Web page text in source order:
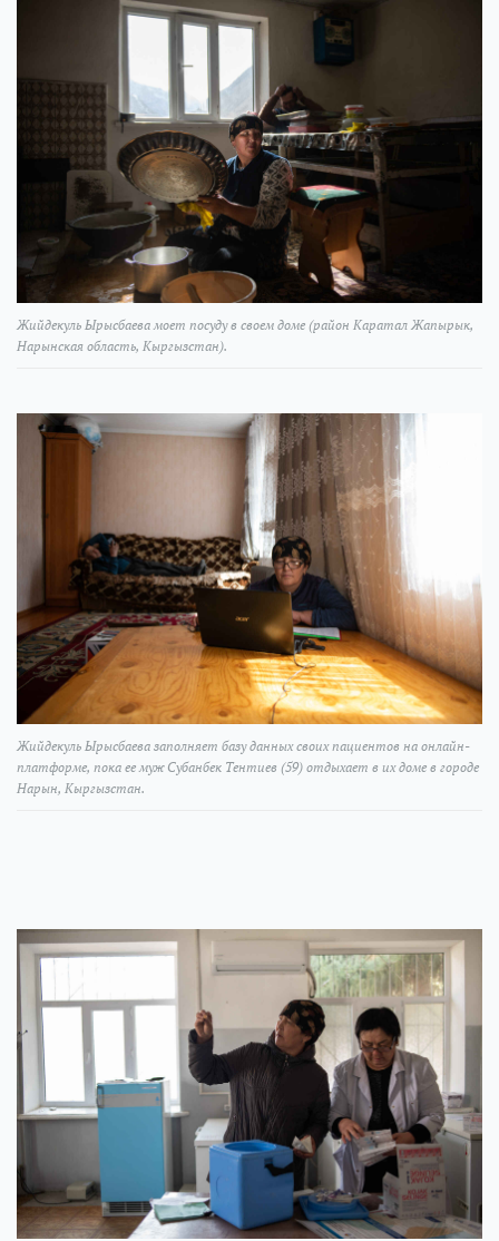
Жийдекуль Ырысбаева моет посуду в своем доме (район Каратал Жапырык,
Нарынская область, Кыргызстан).
Жийдекуль Ырысбаева заполняет базу данных своих пациентов на онлайн-
платформе, пока ее муж Субанбек Тентиев (59) отдыхает в их доме в городе
Нарын, Кыргызстан.